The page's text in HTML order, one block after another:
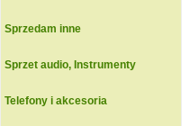
Sprzedam inne
Sprzet audio, Instrumenty
Telefony i akcesoria